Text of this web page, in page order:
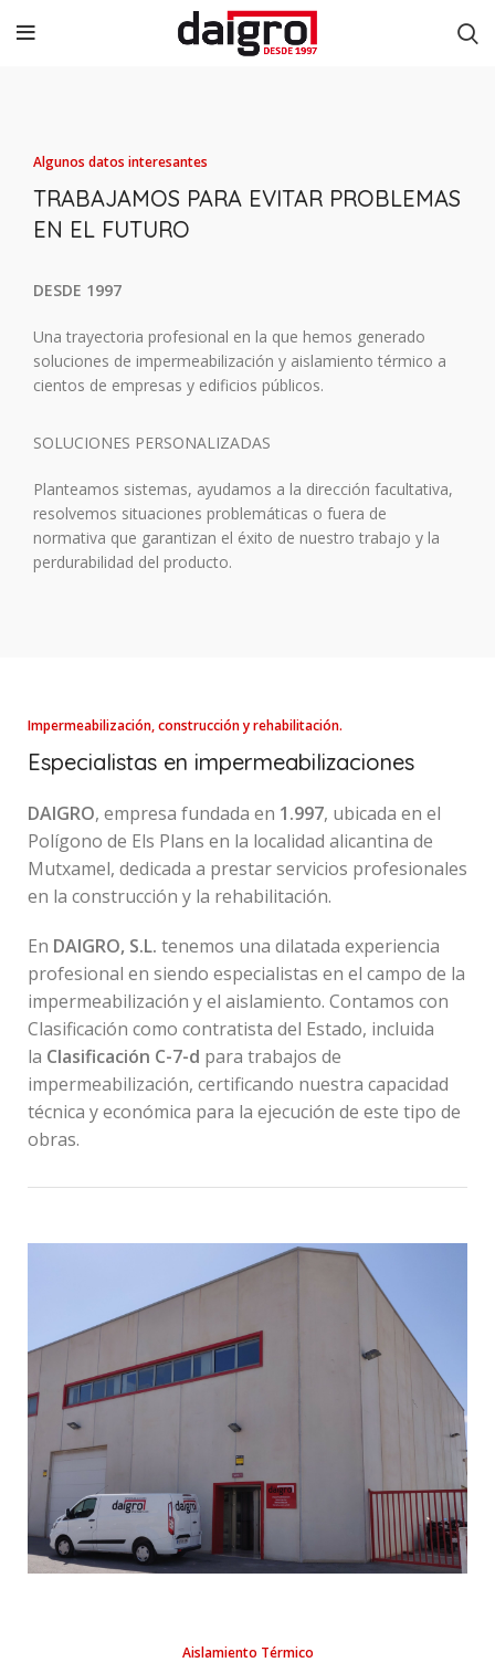
Algunos datos interesantes
TRABAJAMOS PARA EVITAR PROBLEMAS
EN EL FUTURO
DESDE 1997
Una trayectoria profesional en la que hemos generado
soluciones de impermeabilización y aislamiento térmico a
cientos de empresas y edificios públicos.
SOLUCIONES PERSONALIZADAS
Planteamos sistemas, ayudamos a la dirección facultativa,
resolvemos situaciones problemáticas o fuera de
normativa que garantizan el éxito de nuestro trabajo y la
perdurabilidad del producto.
Impermeabilización, construcción y rehabilitación.
Especialistas en impermeabilizaciones
DAIGRO, empresa fundada en 1.997, ubicada en el
Polígono de Els Plans en la localidad alicantina de
Mutxamel, dedicada a prestar servicios profesionales
en la construcción y la rehabilitación.
En DAIGRO, S.L. tenemos una dilatada experiencia
profesional en siendo especialistas en el campo de la
impermeabilización y el aislamiento. Contamos con
Clasificación como contratista del Estado, incluida
la Clasificación C-7-d para trabajos de
impermeabilización, certificando nuestra capacidad
técnica y económica para la ejecución de este tipo de
obras.
Aislamiento Térmico